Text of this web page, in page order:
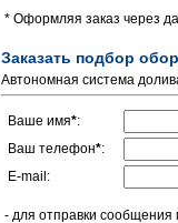
* Оформляя заказ через
Заказать подбор
Автономная система
Ваше имя*:
Ваш телефон*:
E-mail:
- для отправки сообщения